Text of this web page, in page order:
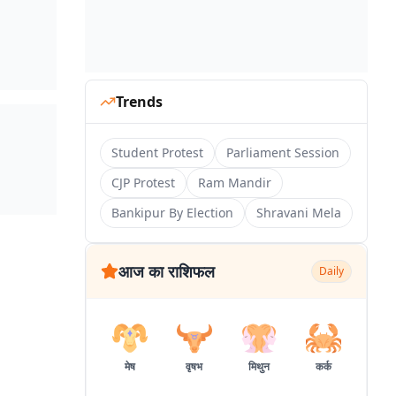
Trends
Student Protest
Parliament Session
CJP Protest
Ram Mandir
Bankipur By Election
Shravani Mela
आज का राशिफल Daily
मेष वृषभ मिथुन कर्क